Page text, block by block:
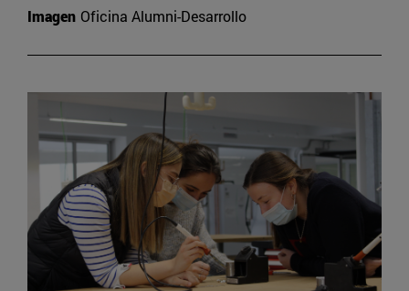
Imagen Oficina Alumni-Desarrollo